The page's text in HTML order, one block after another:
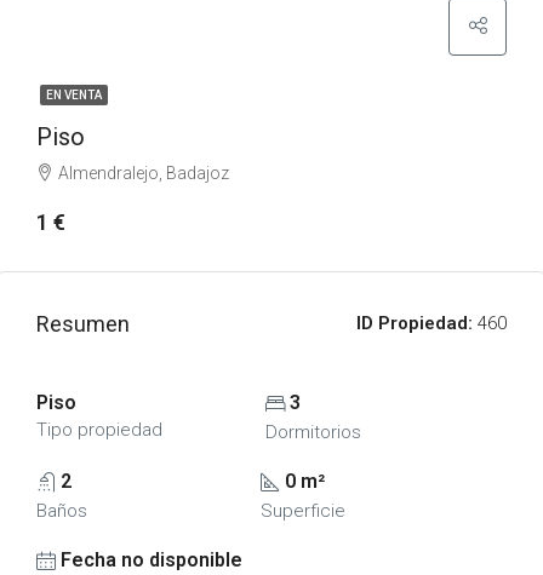
EN VENTA
Piso
Almendralejo, Badajoz
1 €
Resumen ID Propiedad: 460
Piso
Tipo propiedad
3
Dormitorios
2
Baños
0 m²
Superficie
Fecha no disponible